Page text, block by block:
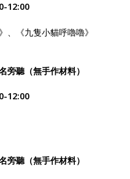
12:00
《九隻小貓呼嚕嚕》
旁聽（無手作材料）
12:00
旁聽（無手作材料）